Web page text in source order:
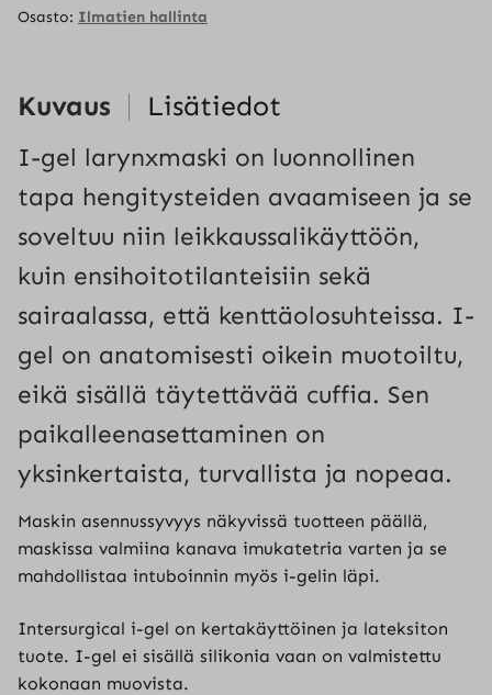
maski,
2
1kpl
määrä
Osasto: Ilmatien hallinta
Kuvaus Lisätiedot
I-gel larynxmaski on luonnollinen
tapa hengitysteiden avaamiseen ja se
soveltuu niin leikkaussalikäyttöön,
kuin ensihoitotilanteisiin sekä
sairaalassa, että kenttäolosuhteissa. I-
gel on anatomisesti oikein muotoiltu,
eikä sisällä täytettävää cuffia. Sen
paikalleenasettaminen on
yksinkertaista, turvallista ja nopeaa.
Maskin asennussyvyys näkyvissä tuotteen päällä,
maskissa valmiina kanava imukatetria varten ja se
mahdollistaa intuboinnin myös i-gelin läpi.
Intersurgical i-gel on kertakäyttöinen ja lateksiton
tuote. I-gel ei sisällä silikonia vaan on valmistettu
kokonaan muovista.